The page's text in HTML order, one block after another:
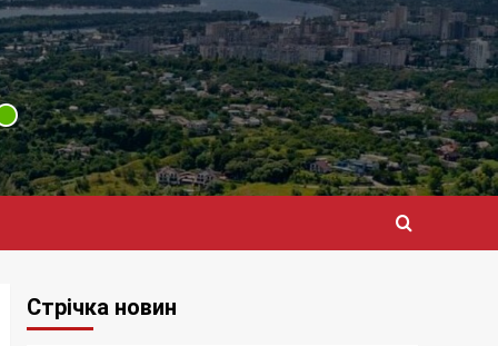
Стрічка новин